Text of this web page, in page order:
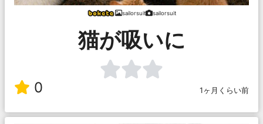
sailorsuit sailorsuit
猫が吸いに
0 1ヶ月くらい前